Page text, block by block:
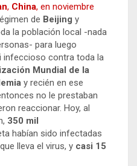
, China, en noviembre
de Beijing y
la población local -nada
para luego
infeccioso contra toda la
Mundial de la
y recién en ese
no le prestaban
reaccionar. Hoy, al
350 mil
habían sido infectadas
lleva el virus, y casi 15